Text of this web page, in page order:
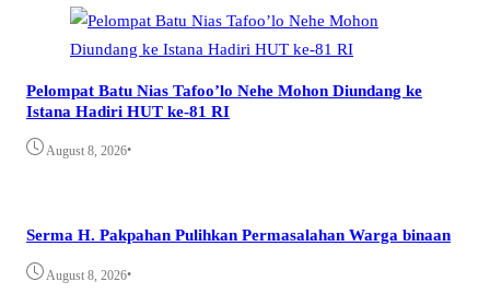
Pelompat Batu Nias Tafoo’lo Nehe Mohon Diundang ke
Istana Hadiri HUT ke-81 RI
August 8, 2026•
Serma H. Pakpahan Pulihkan Permasalahan Warga binaan
August 8, 2026•